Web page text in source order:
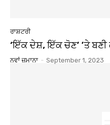
ਰਾਸ਼ਟਰੀ
‘ਇੱਕ ਦੇਸ਼, ਇੱਕ ਚੋਣ’ ’ਤੇ ਬਣੀ
ਨਵਾਂ ਜ਼ਮਾਨਾ - September 1, 2023